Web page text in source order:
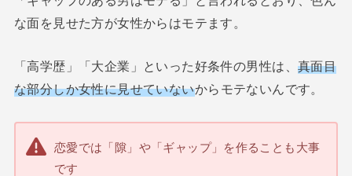
な面を見せた方が女性からはモテます。
「高学歴」「大企業」といった好条件の男性は、 真面目
な部分しか女性に見せていないからモテないんです。
恋愛では「隙」や「ギャップ」を作ることも大事
です